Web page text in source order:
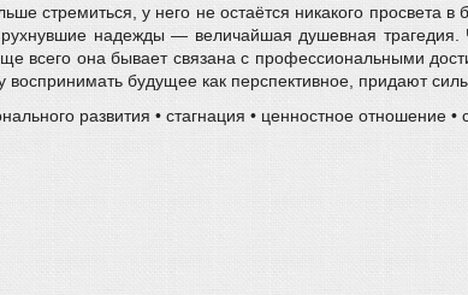
стремиться, у него не остаётся никакого просвета
надежды — величайшая душевная
всего она бывает связана с профессиональными
воспринимать будущее как перспективное, придают
развития • стагнация • ценностное